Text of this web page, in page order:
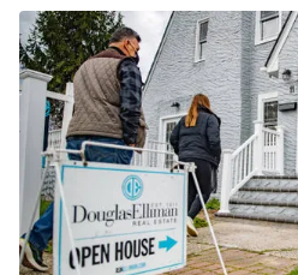
Pháp luật
Y tế
Thế giới
Tin tức
Kinh tế